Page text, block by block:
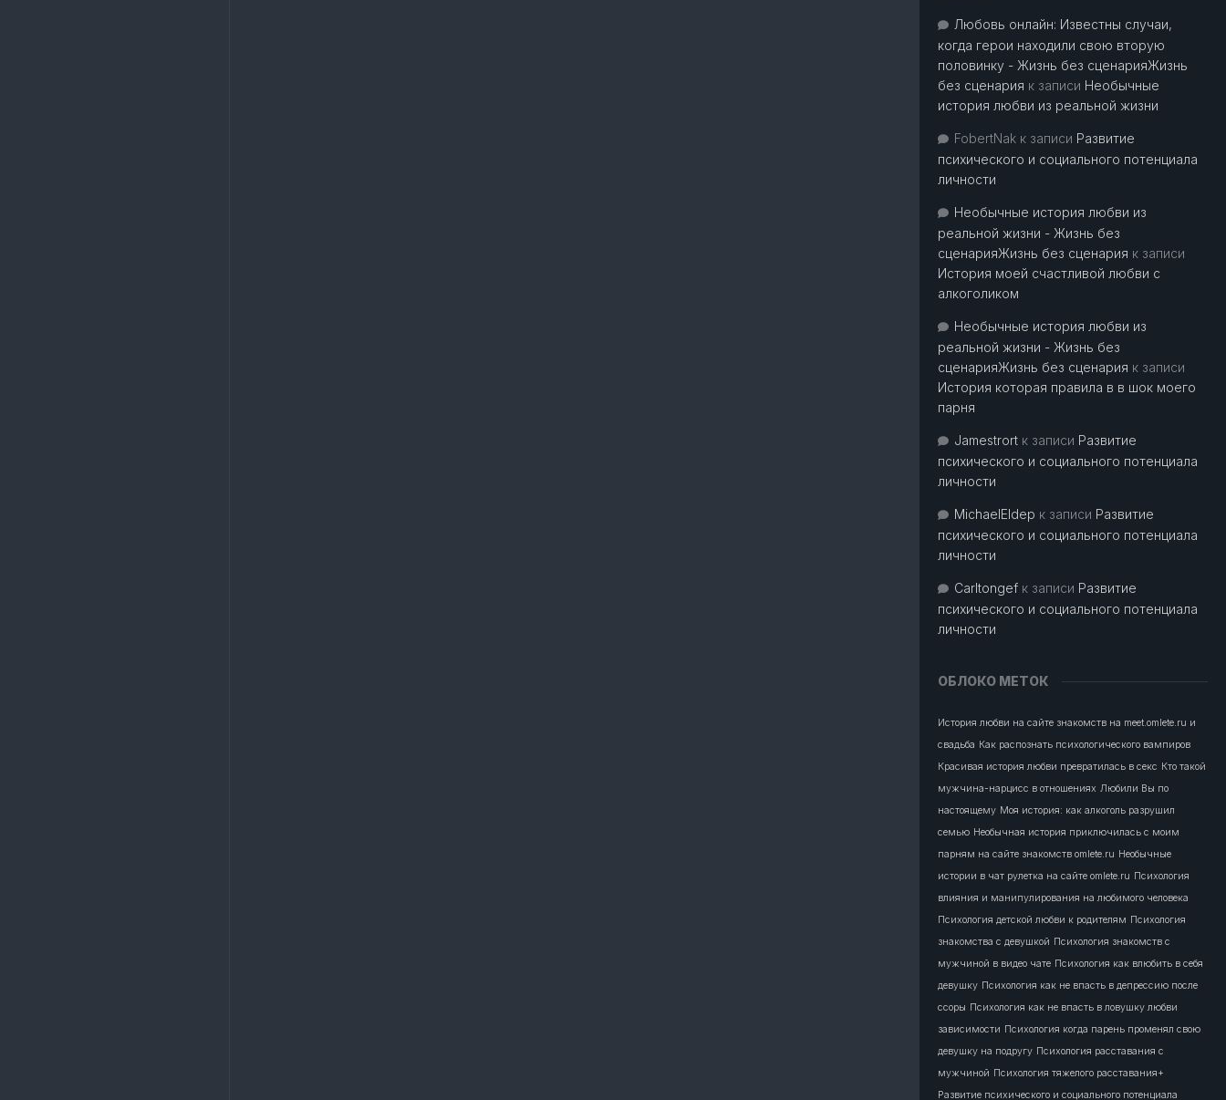
Любовь онлайн: Известны случаи,
когда герои находили свою вторую
половинку - Жизнь без сценарияЖизнь
без сценария к записи Необычные
история любви из реальной жизни
FobertNak к записи Развитие
психического и социального потенциала
личности
Необычные история любви из
реальной жизни - Жизнь без
сценарияЖизнь без сценария к записи
История моей счастливой любви с
алкоголиком
Необычные история любви из
реальной жизни - Жизнь без
сценарияЖизнь без сценария к записи
История которая правила в в шок моего
парня
Jamestrort к записи Развитие
психического и социального потенциала
личности
MichaelEldep к записи Развитие
психического и социального потенциала
личности
Carltongef к записи Развитие
психического и социального потенциала
личности
ОБЛОКО МЕТОК
История любви на сайте знакомств на meet.omlete.ru и
свадьба Как распознать психологического вампиров
Красивая история любви превратилась в секс Кто такой
мужчина-нарцисс в отношениях Любили Вы по
настоящему Моя история: как алкоголь разрушил
семью Необычная история приключилась с моим
парням на сайте знакомств omlete.ru Необычные
истории в чат рулетка на сайте omlete.ru Психология
влияния и манипулирования на любимого человека
Психология детской любви к родителям Психология
знакомства с девушкой Психология знакомств с
мужчиной в видео чате Психология как влюбить в себя
девушку Психология как не впасть в депрессию после
ссоры Психология как не впасть в ловушку любви
зависимости Психология когда парень променял свою
девушку на подругу Психология расставания с
мужчиной Психология тяжелого расставания+
Развитие психического и социального потенциала